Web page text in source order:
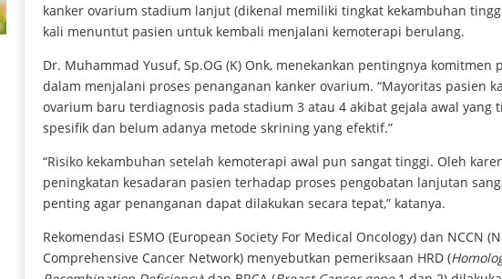
kanker ovarium stadium lanjut (dikenal memiliki tingkat kekambuhan
kali menuntut pasien untuk kembali menjalani kemoterapi berulang.
Dr. Muhammad Yusuf, Sp.OG (K) Onk, menekankan pentingnya komitmen
dalam menjalani proses penanganan kanker ovarium. “Mayoritas pasien
ovarium baru terdiagnosis pada stadium 3 atau 4 akibat gejala awal yang
spesifik dan belum adanya metode skrining yang efektif.”
“Risiko kekambuhan setelah kemoterapi awal pun sangat tinggi. Oleh
peningkatan kesadaran pasien terhadap proses pengobatan lanjutan
penting agar penanganan dapat dilakukan secara tepat,” katanya.
Rekomendasi ESMO (European Society For Medical Oncology) dan NCCN
Comprehensive Cancer Network) menyebutkan pemeriksaan HRD (